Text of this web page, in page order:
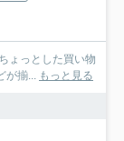
ょっとした買い物
が揃... もっと見る